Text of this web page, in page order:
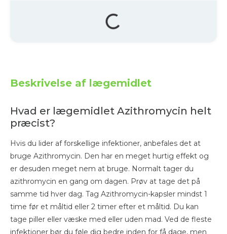
Beskrivelse af lægemidlet
Hvad er lægemidlet Azithromycin helt
præcist?
Hvis du lider af forskellige infektioner, anbefales det at
bruge Azithromycin. Den har en meget hurtig effekt og
er desuden meget nem at bruge. Normalt tager du
azithromycin en gang om dagen. Prøv at tage det på
samme tid hver dag. Tag Azithromycin-kapsler mindst 1
time før et måltid eller 2 timer efter et måltid. Du kan
tage piller eller væske med eller uden mad. Ved de fleste
infektioner bør du føle dig bedre inden for få dage, men